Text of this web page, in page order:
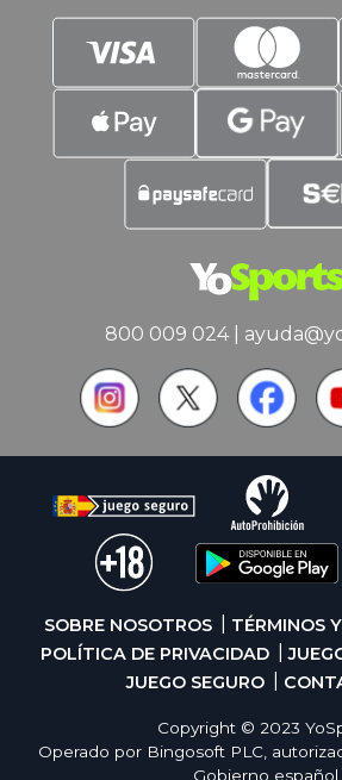
800 009 024|
SOBRE NOSOTROS
TÉRMINOS
POLÍTICA DE PRIVACIDAD
JUEGO SEGURO
Copyright © 2023
Operado por Bingosoft PLC,
Gobierno español.